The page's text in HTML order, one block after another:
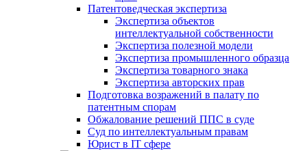
Патентоведческая экспертиза
Экспертиза объектов
интеллектуальной собственности
Экспертиза полезной модели
Экспертиза промышленного образца
Экспертиза товарного знака
Экспертиза авторских прав
Подготовка возражений в палату по
патентным спорам
Обжалование решений ППС в суде
Суд по интеллектуальным правам
Юрист в IT сфере